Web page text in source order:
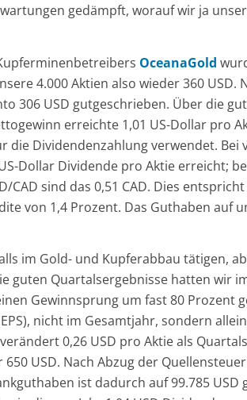
gedämpft, worauf wir ja
OceanaGold
4.000 Aktien also wieder 360 USD.
306 USD gutgeschrieben. Über die
erreichte 1,01 US-Dollar pro
Dividendenzahlung verwendet. Bei
Dollar Dividende pro Aktie erreicht;
CAD sind das 0,51 CAD. Dies
von 1,4 Prozent. Das Guthaben auf
im Gold- und Kupferabbau tätigen,
guten Quartalsergebnisse hatten wir
Gewinnsprung um fast 80 Prozent
nicht im Gesamtjahr, sondern
0,26 USD pro Aktie als
USD. Nach Abzug der
ist dadurch auf 99.785 USD